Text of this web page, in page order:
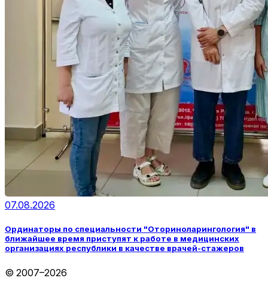
07.08.2026
Ординаторы по специальности "Оториноларингология" в
ближайшее время приступят к работе в медицинских
организациях республики в качестве врачей-стажеров
© 2007–2026